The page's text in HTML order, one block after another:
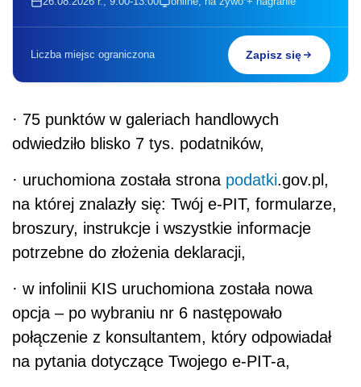
Liczba miejsc ograniczona Zapisz się
· 75 punktów w galeriach handlowych
odwiedziło blisko 7 tys. podatników,
· uruchomiona została strona podatki.gov.pl,
na której znalazły się: Twój e-PIT, formularze,
broszury, instrukcje i wszystkie informacje
potrzebne do złożenia deklaracji,
· w infolinii KIS uruchomiona została nowa
opcja – po wybraniu nr 6 następowało
połączenie z konsultantem, który odpowiadał
na pytania dotyczące Twojego e-PIT-a,